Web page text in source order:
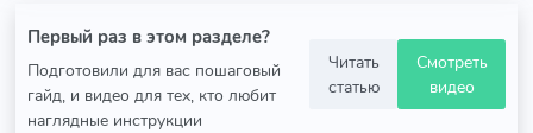
Первый раз в этом разделе?
Подготовили для вас пошаговый
гайд, и видео для тех, кто любит
наглядные инструкции
Читать
статью
Смотреть
видео